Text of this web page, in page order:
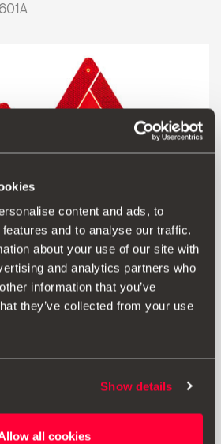
content and ads, to
and to analyse our traffic.
about your use of our site with
and analytics partners who
information that you’ve
they’ve collected from your use
Show details
all cookies
segurança com catadióptrico, para